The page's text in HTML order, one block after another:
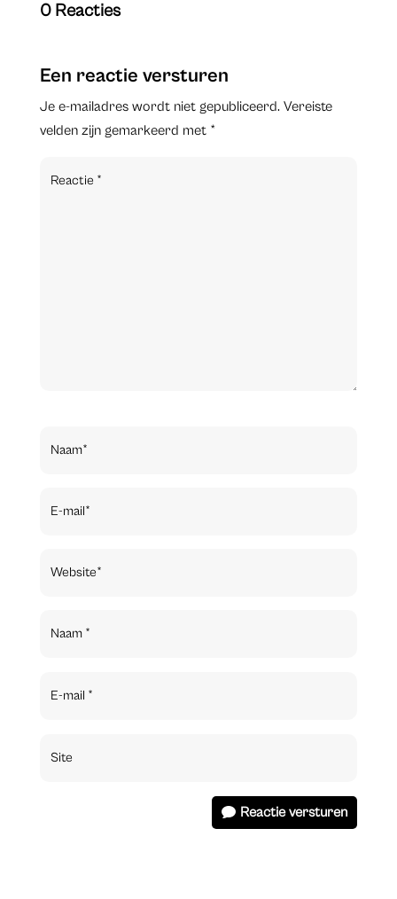
0 Reacties
Een reactie versturen
Je e-mailadres wordt niet gepubliceerd. Vereiste
velden zijn gemarkeerd met *
Reactie versturen